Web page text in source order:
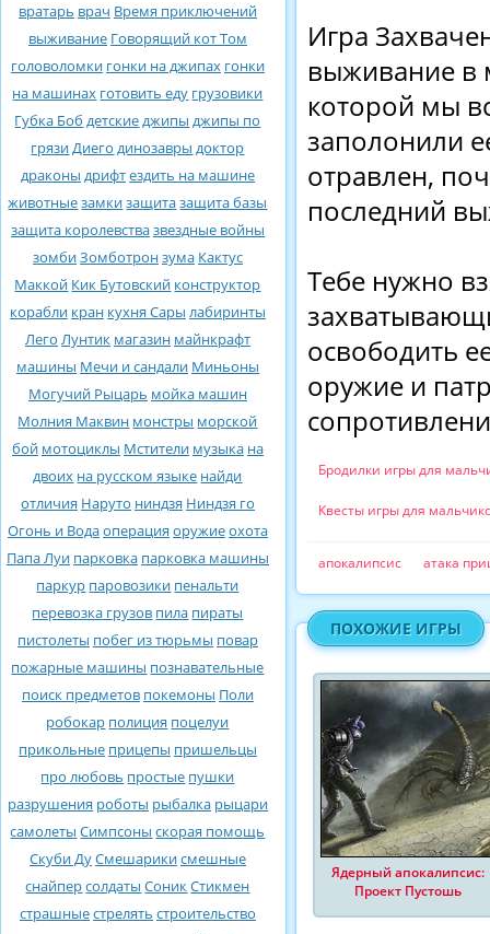
вратарь врач Время приключений
выживание Говорящий кот Том
головоломки гонки на джипах гонки
на машинах готовить еду грузовики
Губка Боб детскиеджипы джипы по
грязиДиего динозавры доктор
драконы дрифтездить на машине
животныезамкизащитазащита базы
защита королевствазвездные войны
зомбиЗомботронзума Кактус
Маккой Кик Бутовский конструктор
корабли кран кухня Сары лабиринты
Лего Лунтик магазин майнкрафт
машины Мечи и сандали Миньоны
Могучий Рыцарь мойка машин
Молния Маквин монстры морской
бой мотоциклы Мстители музыка на
двоих на русском языке найди
отличия Наруто ниндзя Ниндзя го
Огонь и Водаоперация оружиеохота
Папа Луи парковка парковка машины
паркур паровозики пенальти
перевозка грузов пила пираты
пистолеты побег из тюрьмы повар
пожарные машины познавательные
поиск предметов покемоны Поли
робокар полиция поцелуи
прикольные прицепы пришельцы
про любовь простые пушки
разрушения роботы рыбалка рыцари
самолеты Симпсоны скорая помощь
Скуби ДуСмешарикисмешные
снайперсолдаты СоникСтикмен
страшныестрелять строительство
Игра
выживание в
которой мы
заполонили
отравлен,
последний
Тебе нужно
освободить
оружие и
Бродилки игры для
Квесты игры для
апокалипсис атака
ПОХОЖИЕ ИГРЫ
Ядерный апокалипсис:
Проект Пустошь